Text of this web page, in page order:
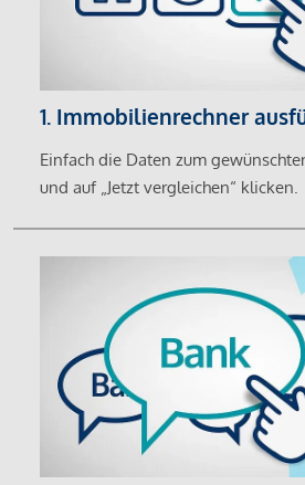
1. Immobilienrechner
Einfach die Daten zum
und auf „Jetzt vergleichen“ klicken.